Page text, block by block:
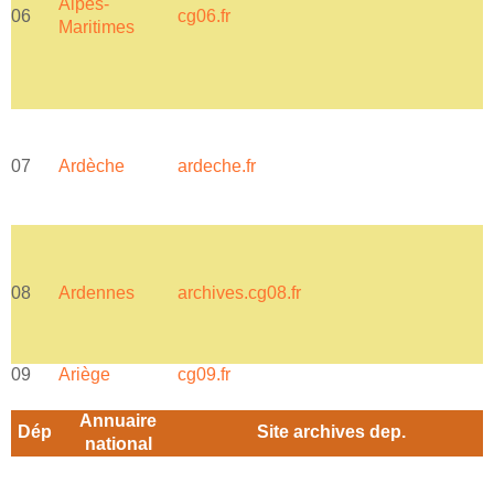
06
Alpes-
Maritimes
cg06.fr
07 Ardèche ardeche.fr
08 Ardennes archives.cg08.fr
09 Ariège cg09.fr
Dép
Annuaire
national
Site archives dep.